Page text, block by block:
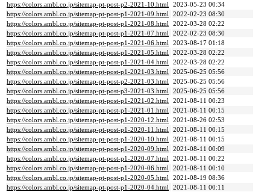
https://colors.ambl.co.jp/sitemap-pt-post-p2-2021-10.html 2023-05-23 00:34
https://colors.ambl.co.jp/sitemap-pt-post-p1-2021-09.html 2022-02-23 08:30
https://colors.ambl.co.jp/sitemap-pt-post-p1-2021-08.html 2022-03-28 02:22
https://colors.ambl.co.jp/sitemap-pt-post-p1-2021-07.html 2022-02-23 08:30
https://colors.ambl.co.jp/sitemap-pt-post-p1-2021-06.html 2023-08-17 01:18
https://colors.ambl.co.jp/sitemap-pt-post-p1-2021-05.html 2022-03-28 02:22
https://colors.ambl.co.jp/sitemap-pt-post-p1-2021-04.html 2022-03-28 02:22
https://colors.ambl.co.jp/sitemap-pt-post-p1-2021-03.html 2025-06-25 05:56
https://colors.ambl.co.jp/sitemap-pt-post-p2-2021-03.html 2025-06-25 05:56
https://colors.ambl.co.jp/sitemap-pt-post-p3-2021-03.html 2025-06-25 05:56
https://colors.ambl.co.jp/sitemap-pt-post-p1-2021-02.html 2021-08-11 00:23
https://colors.ambl.co.jp/sitemap-pt-post-p1-2021-01.html 2021-08-11 00:15
https://colors.ambl.co.jp/sitemap-pt-post-p1-2020-12.html 2021-08-26 02:53
https://colors.ambl.co.jp/sitemap-pt-post-p1-2020-11.html 2021-08-11 00:15
https://colors.ambl.co.jp/sitemap-pt-post-p1-2020-10.html 2021-08-11 00:15
https://colors.ambl.co.jp/sitemap-pt-post-p1-2020-09.html 2021-08-11 00:09
https://colors.ambl.co.jp/sitemap-pt-post-p1-2020-07.html 2021-08-11 00:22
https://colors.ambl.co.jp/sitemap-pt-post-p1-2020-06.html 2021-08-11 00:10
https://colors.ambl.co.jp/sitemap-pt-post-p1-2020-05.html 2021-08-19 08:36
https://colors.ambl.co.jp/sitemap-pt-post-p1-2020-04.html 2021-08-11 00:11